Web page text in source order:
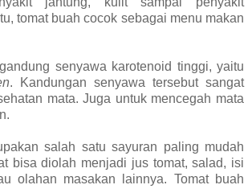
tomat buah cocok sebagai menu makan
senyawa karotenoid tinggi, yaitu
. Kandungan senyawa tersebut sangat
mata. Juga untuk mencegah mata
salah satu sayuran paling mudah
bisa diolah menjadi jus tomat, salad, isi
olahan masakan lainnya. Tomat buah